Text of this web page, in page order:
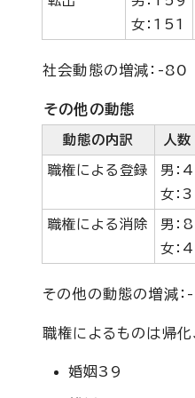
女：151
社会動態の増減：-80
その他の動態
動態の内訳 人数
職権による登録
男：4
女：3
職権による消除
男：8
女：4
その他の動態の増減：
職権によるものは帰化
婚姻39